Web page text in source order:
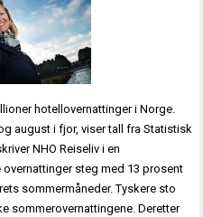
hotellovernattinger i Norge.
august i fjor, viser tall fra Statistisk
NHO Reiseliv i en
steg med 13 prosent
sommermåneder. Tyskere sto
sommerovernattingene. Deretter